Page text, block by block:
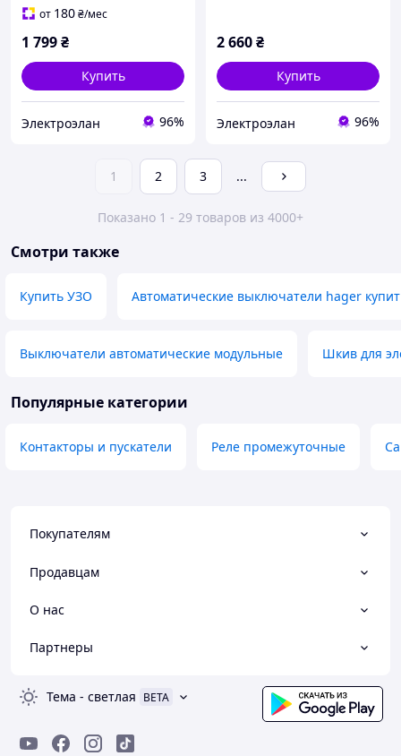
от 180₴/мес
1 799₴
Купить
Электроэлан 96%
2 660₴
Купить
Электроэлан 96%
1 2 3 ...
Показано 1 - 29 товаров из 4000+
Смотри также
Купить УЗО Автоматические выключатели hager
Выключатели автоматические модульные Шкив для
Популярные категории
Контакторы и пускатели Реле промежуточные
Покупателям
Продавцам
О нас
Партнеры
Тема - светлая BETA